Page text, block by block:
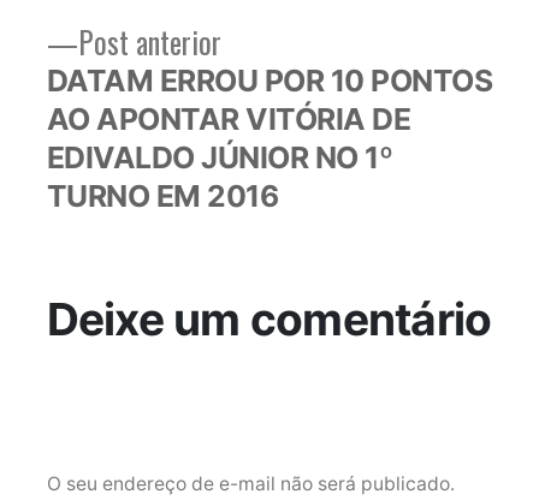
Post anteriorPost
anterior:
DATAM ERROU POR 10 PONTOS
AO APONTAR VITÓRIA DE
EDIVALDO JÚNIOR NO 1º
TURNO EM 2016
Deixe um comentário
O seu endereço de e-mail não será publicado.